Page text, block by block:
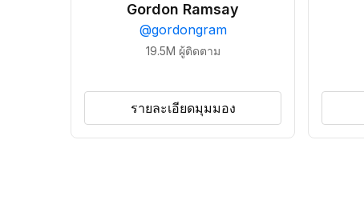
Gordon Ramsay
@gordongram
19.5M ผู้ติดตาม
รายละเอียดมุมมอง